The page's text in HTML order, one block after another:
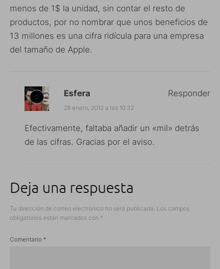
menos de 1$ la unidad, sin contar el resto de
productos, por no nombrar que unos beneficios de
13 millones es una cifra ridícula para una empresa
del tamaño de Apple.
Esfera
26 enero, 2012 a las 10:32
Efectivamente, faltaba añadir un «mil» detrás
de las cifras. Gracias por el aviso.
Responder
Deja una respuesta
Tu dirección de correo electrónico no será publicada. Los campos
obligatorios están marcados con *
Comentario *